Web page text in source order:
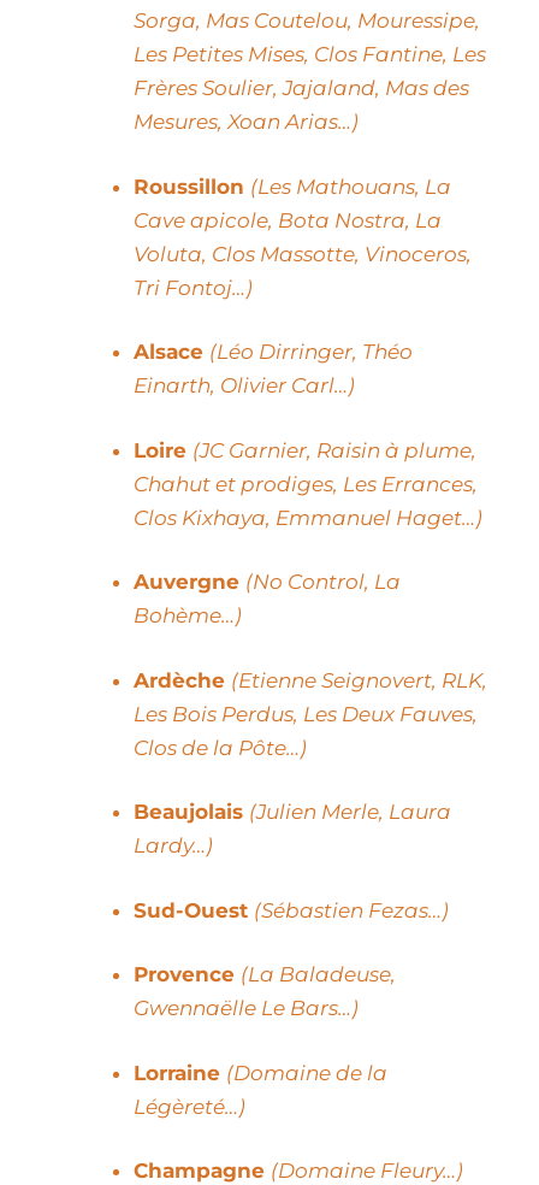
Sorga, Mas Coutelou, Mouressipe,
Les Petites Mises, Clos Fantine, Les
Frères Soulier, Jajaland, Mas des
Mesures, Xoan Arias…)
Roussillon (Les Mathouans, La
Cave apicole, Bota Nostra, La
Voluta, Clos Massotte, Vinoceros,
Tri Fontoj…)
Alsace (Léo Dirringer, Théo
Einarth, Olivier Carl…)
Loire (JC Garnier, Raisin à plume,
Chahut et prodiges, Les Errances,
Clos Kixhaya, Emmanuel Haget…)
Auvergne (No Control, La
Bohème…)
Ardèche (Etienne Seignovert, RLK,
Les Bois Perdus, Les Deux Fauves,
Clos de la Pôte…)
Beaujolais (Julien Merle, Laura
Lardy…)
Sud-Ouest (Sébastien Fezas…)
Provence (La Baladeuse,
Gwennaëlle Le Bars…)
Lorraine (Domaine de la
Légèreté…)
Champagne (Domaine Fleury…)